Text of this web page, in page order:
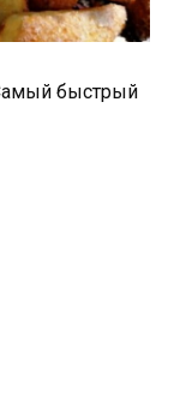
быстрый